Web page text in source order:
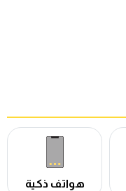
هواتف ذكية